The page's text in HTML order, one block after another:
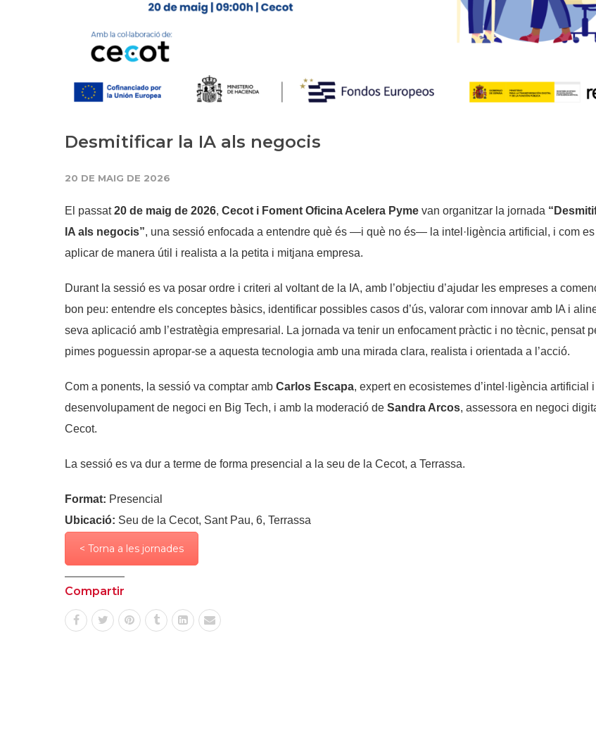
Història
Galeria de
Seu Social
Desmitificar la IA als negocis
20 DE MAIG DE 2026
El passat20 de maig de 2026, Cecot i Foment Oficina Acelera Pyme van organitzar la jornada
IA als negocis”, una sessió enfocada a entendre què és —i què no és— la intel·ligència artificial, i com
aplicar de manera útil i realista a la petita i mitjana empresa.
Durant la sessió es va posar ordre i criteri al voltant de la IA, amb l’objectiu d’ajudar les empreses a
bon peu: entendre els conceptes bàsics, identificar possibles casos d’ús, valorar com innovar amb IA i
seva aplicació amb l’estratègia empresarial. La jornada va tenir un enfocament pràctic i no tècnic, pensat
pimes poguessin apropar-se a aquesta tecnologia amb una mirada clara, realista i orientada a l’acció.
Com a ponents, la sessió va comptar amb Carlos Escapa, expert en ecosistemes d’intel·ligència artificial i
desenvolupament de negoci en Big Tech, i amb la moderació de Sandra Arcos, assessora en negoci
Cecot.
La sessió es va dur a terme de forma presencial a la seu de la Cecot, a Terrassa.
Format: Presencial
Ubicació: Seu de la Cecot, Sant Pau, 6, Terrassa
< Torna a les jornades
Compartir